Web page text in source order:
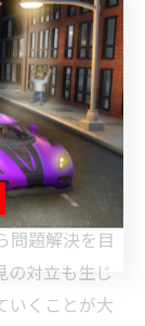
たちはソフト
トを通じて技
だけでなく、
は、生徒たち
ームワークが
得られない
たちがそれ
問題解決を目
の対立も生じ
いくことが大